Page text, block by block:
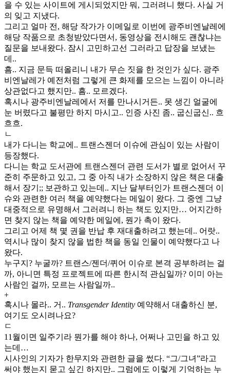
을 수 있는 사이트에 게시되었지만 뭐, 그러려니 했다. 사실 거
의 잊고 지냈다.
그리고 얼마 전, 해당 작가가 이메일로 이번에 광주비엔날레에
해당 작품으로 초청받았다면서, 동영상을 전시해도 괜찮냐는
질문을 보내왔다. 잠시 고민하고선 그러라고 답장을 보냈는
데..
흠.. 지금 문득 떠올리니 내가 무슨 짓을 한 것인가 싶다. 광주
비엔날레가 예전처럼 그렇게 큰 화제를 모으는 느낌이 아니라
상관없다고 했지만.. 흠.. 모르겠다.
혹시나 광주비엔날레에서 저를 만나시거든.. 못 생긴 얼굴에
눈 버렸다고 불평만 하지 마시고.. 인증 사진 좀.. 굽신굽신.. 흐
흐흐.
ㄴ
내가 다니는 학교에.. 트랜스젠더 이슈에 관심이 있는 사람이
등장했다.
다니는 학교 도서관에 트랜스젠더 관련 도서가 별로 없어서 꾸
준히 주문하고 있고, 그 중 아직 내가 소장하지 않은 책은 대출
해서 장기;; 보관하고 있는데.. 지난 달부터인가 트랜스젠더 이
슈와 관련한 여러 책을 예약했다는 메일이 왔다. 그 중엔 그냥
대중적으로 유명해서 그러려니 하는 책도 있지만… 어지간하
면 찾지 않는 책을 예약한 메일에, 뭔가 촉이 왔다.
그리고 어제 책 몇 권을 반납 후 재대출하려고 했는데.. 어랏..
역시나 많이 찾지 않을 법한 책을 동일 인물이 예약했다고 나
왔다.
누구지? 누굴까? 트랜스/젠더/퀴어 이슈로 본격 공부하려는 걸
까, 아니면 특정 프로젝트에 따른 한시적 관심일까? 이미 아는
사람인 걸까, 모르는 사람일까..
+
혹시나 몰라.. 거.. Transgender Identity 예약해서 대출하신 분,
여기도 오시려나요?
ㄷ
11월이면 일주기라 뭔가를 해야 하나, 어쩌나 고민을 하고 있
는데…
시사인의 기자가 한무지와 관련한 글을 썼다. “그/그녀”라고
써야 했는지 묻고 싶긴 하지만.. 그럼에도 이렇게 기억하는 누